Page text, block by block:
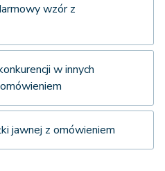
wzór z
w innych
jawnej z omówieniem